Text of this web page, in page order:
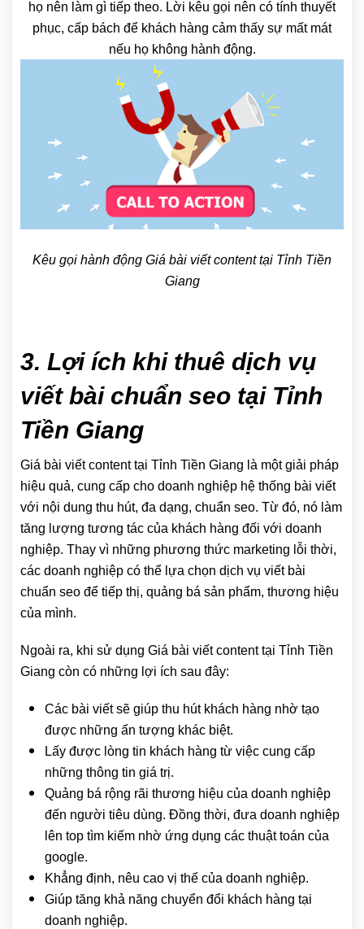
họ nên làm gì tiếp theo. Lời kêu gọi nên có tính thuyết
phục, cấp bách để khách hàng cảm thấy sự mất mát
nếu họ không hành động.
Kêu gọi hành động Giá bài viết content tại Tỉnh Tiền
Giang
3. Lợi ích khi thuê dịch vụ
viết bài chuẩn seo tại Tỉnh
Tiền Giang
Giá bài viết content tại Tỉnh Tiền Giang là một giải pháp
hiệu quả, cung cấp cho doanh nghiệp hệ thống bài viết
với nội dung thu hút, đa dạng, chuẩn seo. Từ đó, nó làm
tăng lượng tương tác của khách hàng đối với doanh
nghiệp. Thay vì những phương thức marketing lỗi thời,
các doanh nghiệp có thể lựa chọn dịch vụ viết bài
chuẩn seo để tiếp thị, quảng bá sản phẩm, thương hiệu
của mình.
Ngoài ra, khi sử dụng Giá bài viết content tại Tỉnh Tiền
Giang còn có những lợi ích sau đây:
Các bài viết sẽ giúp thu hút khách hàng nhờ tạo
được những ấn tượng khác biệt.
Lấy được lòng tin khách hàng từ việc cung cấp
những thông tin giá trị.
Quảng bá rộng rãi thương hiệu của doanh nghiệp
đến người tiêu dùng. Đồng thời, đưa doanh nghiệp
lên top tìm kiếm nhờ ứng dụng các thuật toán của
google.
Khẳng định, nêu cao vị thế của doanh nghiệp.
Giúp tăng khả năng chuyển đổi khách hàng tại
doanh nghiệp.